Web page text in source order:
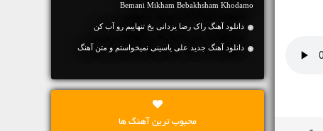
Bemani Mikham Bebakhsham Khodamo
دانلود آهنگ راک رضا یزدانی یخ تنهاییم رو آب کن
دانلود آهنگ جديد علی یاسینی نمیخواستم و متن آهنگ
محبوب ترین آهنگ ها